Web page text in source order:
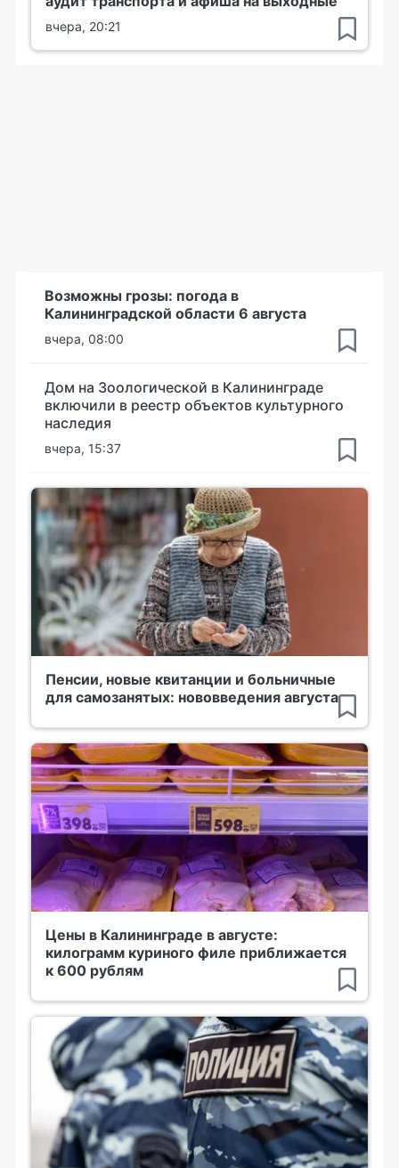
вчера, 20:21
Возможны грозы: погода в
Калининградской области 6 августа
вчера, 08:00
Дом на Зоологической в Калининграде
включили в реестр объектов культурного
наследия
вчера, 15:37
Пенсии, новые квитанции и больничные
для самозанятых: нововведения августа
Цены в Калининграде в августе:
килограмм куриного филе приближается
к 600 рублям